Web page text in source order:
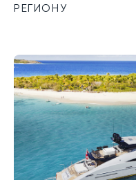
РЕГИОНУ